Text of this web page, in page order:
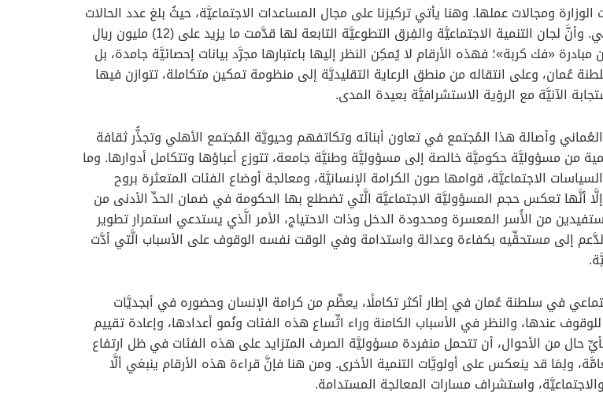
مختلف قِطاعات الوزارة ومجالات عملها. وهنا يأتي تركيزنا على مجال المساعدات الاجتماعيَّة، حيثُ بلغ عدد الحالات
المستفيدة أكثر من (22) ألف حالة، بإجمالي تجاوز (17) مليون ريال عُماني. وأنَّ لجان التنمية الاجتماعيَّة والفِرق التطوعيَّة التابعة لها قدَّمت ما يزيد على (12) مليون ريال
أُسرة، واستفاد أكثر من (10) آلاف شخص من مبادرة «فك كربة»؛ فهذه الأرقام لا يُمكِن النظر إليها باعتبارها مجرَّد بيانات إحصائيَّة جامدة، بل
وعلى انتقاله من منطق الرعاية التقليديَّة إلى منظومة تمكين متكاملة، تتوازن فيها
الآنيَّة مع الرؤية الاستشرافيَّة بعيدة المدى.
وأصالة هذا المُجتمع في تعاون أبنائه وتكاتفهم وحيويَّة المُجتمع الأهلي وتجذُّر ثقافة
من مسؤوليَّة حكوميَّة خالصة إلى مسؤوليَّة وطنيَّة جامعة، تتوزع أعباؤها وتتكامل أدوارها. وما
عميقة في السياسات الاجتماعيَّة، قوامها صون الكرامة الإنسانيَّة، ومعالجة أوضاع الفئات المتعثرة بروح
أنَّها تعكس حجم المسؤوليَّة الاجتماعيَّة الَّتي تضطلع بها الحكومة في ضمان الحدِّ الأدنى من
من الأُسر المعسرة ومحدودة الدخل وذات الاحتياج، الأمر الَّذي يستدعي استمرار تطوير
إلى مستحقِّيه بكفاءة وعدالة واستدامة وفي الوقت نفسه الوقوف على الأسباب الَّتي أدَّت
في سلطنة عُمان في إطار أكثر تكاملًا، يعظِّم من كرامة الإنسان وحضوره في أبجديَّات
عندها، والنظر في الأسباب الكامنة وراء اتِّساع هذه الفئات ونُمو أعدادها، وإعادة تقييم
حال من الأحوال، أن تتحمل منفردة مسؤوليَّة الصرف المتزايد على هذه الفئات في ظل ارتفاع
ولِمَا قد ينعكس على أولويَّات التنمية الأخرى. ومن هنا فإنَّ قراءة هذه الأرقام ينبغي ألَّا
واستشراف مسارات المعالجة المستدامة.